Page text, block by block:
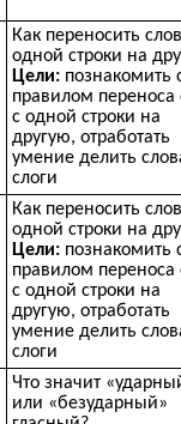
Как переносить
одной строки на
Цели: познакомить
правилом переноса
с одной строки на
другую, отработать
умение делить
слоги
Как переносить
одной строки на
Цели: познакомить
правилом переноса
с одной строки на
другую, отработать
умение делить
слоги
Что значит
или «безударный»